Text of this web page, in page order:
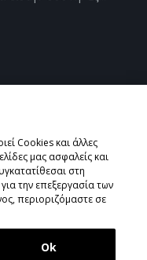
GeeSmo - Internet
Cookies και άλλες
μας ασφαλείς και
στη
την επεξεργασία των
περιοριζόμαστε σε
Ok